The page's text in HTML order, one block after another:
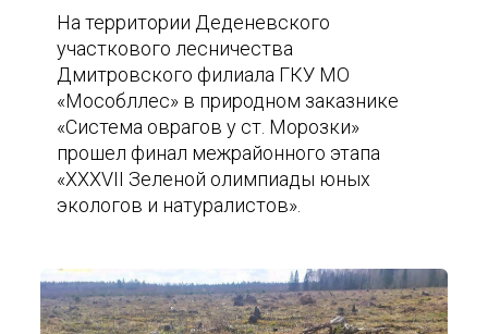
На территории Деденевского
участкового лесничества
Дмитровского филиала ГКУ МО
«Мособллес» в природном заказнике
«Система оврагов у ст. Морозки»
прошел финал межрайонного этапа
«XXXVII Зеленой олимпиады юных
экологов и натуралистов».